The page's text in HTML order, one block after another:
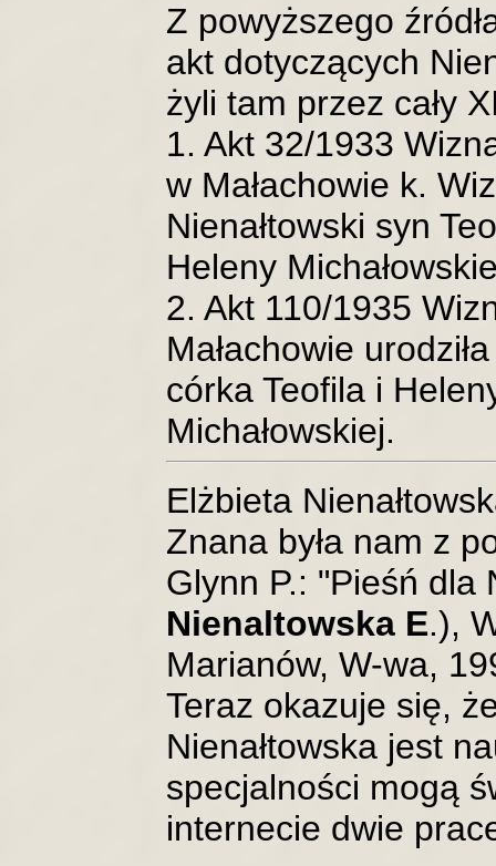
Z powyższego
akt dotyczących
żyli tam przez cały
1. Akt 32/1933
w Małachowie k.
Nienałtowski syn
Heleny
2. Akt 110/1935
Małachowie
córka Teofila i
Michałowskiej.
Elżbieta
Znana była nam z
Glynn P.: "Pieśń dla
Nienaltowska E.),
Marianów, W-wa,
Teraz okazuje się,
Nienałtowska jest
specjalności mogą
internecie dwie